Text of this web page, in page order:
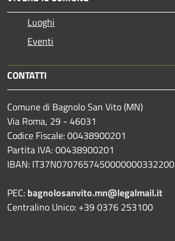
Luoghi
Eventi
CONTATTI
Comune di Bagnolo San Vito (MN)
Via Roma, 29 - 46031
Codice Fiscale: 00438900201
Partita IVA: 00438900201
IBAN: IT37N0707657450000000332200
PEC: bagnolosanvito.mn@legalmail.it
Centralino Unico: +39 0376 253100